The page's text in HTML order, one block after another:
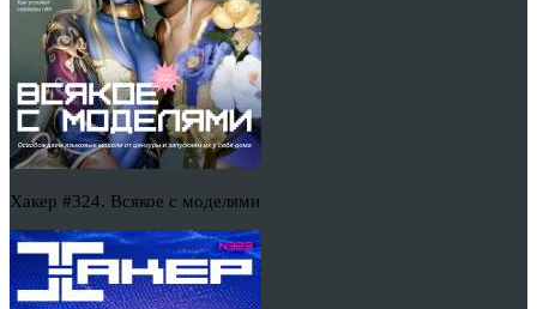
Хакер #324. Всякое с моделями